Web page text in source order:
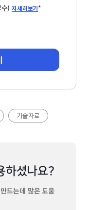
수)자세히보기*
기술자료
하셨나요?
드는데 많은 도움